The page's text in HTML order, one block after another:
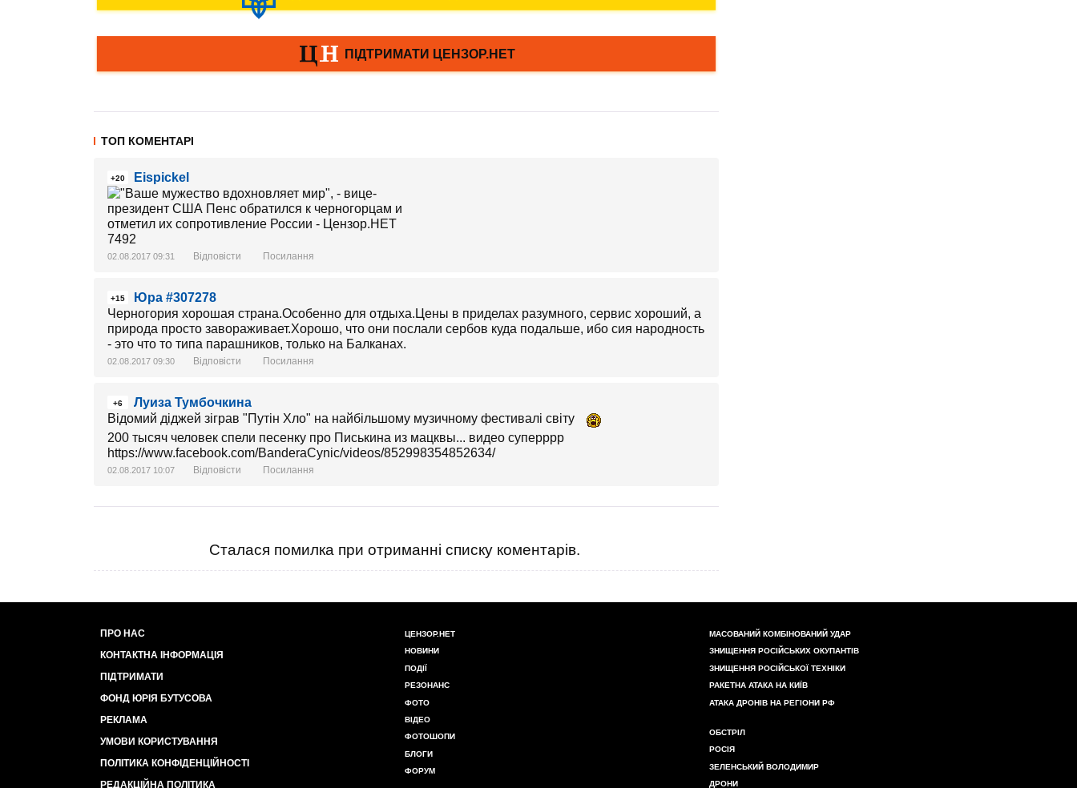
ТОП КОМЕНТАРІ
+20 Eispickel
02.08.2017 09:31 Відповісти Посилання
+15
Юра #307278
Черногория хорошая страна.Особенно для отдыха.Цены в приделах разумного, сервис хороший, а
природа просто завораживает.Хорошо, что они послали сербов куда подальше, ибо сия народность
- это что то типа парашников, только на Балканах.
02.08.2017 09:30 Відповісти Посилання
+6
Луиза Тумбочкина
Відомий діджей зіграв "Путін Хло" на найбільшому музичному фестивалі світу
200 тысяч человек спели песенку про Писькина из мацквы... видео суперррр
https://www.facebook.com/BanderaCynic/videos/852998354852634/
02.08.2017 10:07 Відповісти Посилання
Сталася помилка при отриманні списку коментарів.
ПРО НАС
КОНТАКТНА ІНФОРМАЦІЯ
ПІДТРИМАТИ
ФОНД ЮРІЯ БУТУСОВА
РЕКЛАМА
УМОВИ КОРИСТУВАННЯ
ПОЛІТИКА КОНФІДЕНЦІЙНОСТІ
РЕДАКЦІЙНА ПОЛІТИКА
ЦЕНЗОР.НЕТ
НОВИНИ
ПОДІЇ
РЕЗОНАНС
ФОТО
ВІДЕО
ФОТОШОПИ
БЛОГИ
ФОРУМ
МАСОВАНИЙ КОМБІНОВАНИЙ УДАР
ЗНИЩЕННЯ РОСІЙСЬКИХ ОКУПАНТІВ
ЗНИЩЕННЯ РОСІЙСЬКОЇ ТЕХНІКИ
РАКЕТНА АТАКА НА КИЇВ
АТАКА ДРОНІВ НА РЕГІОНИ РФ
ОБСТРІЛ
РОСІЯ
ЗЕЛЕНСЬКИЙ ВОЛОДИМИР
ДРОНИ